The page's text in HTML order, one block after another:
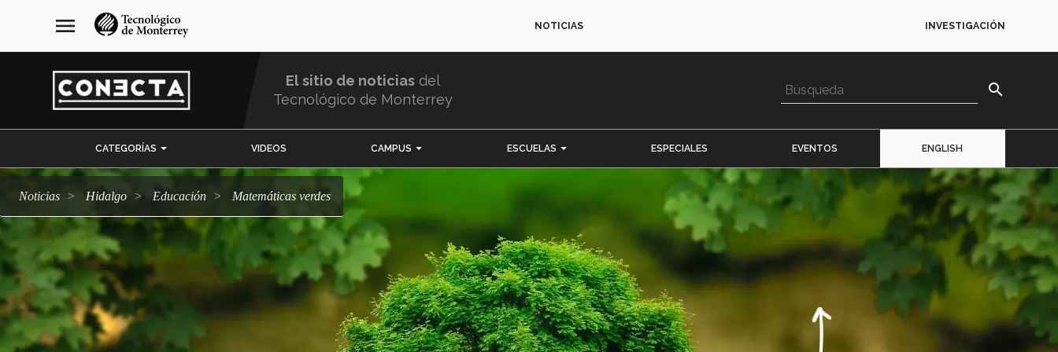
navegación
principal
menu NOTICIAS INVESTIGACIÓN
El sitio de noticias del
Tecnológico de Monterrey
search
CATEGORÍAS VIDEOS CAMPUS ESCUELAS ESPECIALES EVENTOS ENGLISH
Noticias Hidalgo Educación Matemáticas verdes